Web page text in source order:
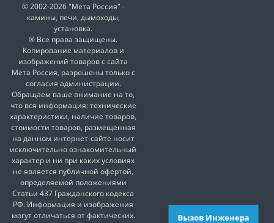
© 2002-2026 "Мета Россия" -
камины, печи, дымоходы,
установка.
® Все права защищены.
Копирование материалов и
изображений товаров с сайта
Мета Россия, разрешены только с
согласия администрации.
Обращаем ваше внимание на то,
что вся информация: технические
характеристики, наличие товаров,
стоимости товаров, размещенная
на данном интернет-сайте носит
исключительно ознакомительный
характер и ни при каких условиях
не является публичной офертой,
определяемой положениями
Статьи 437 Гражданского кодекса
РФ. Информация и изображения
могут отличаться от фактических.
Вызов Инженера